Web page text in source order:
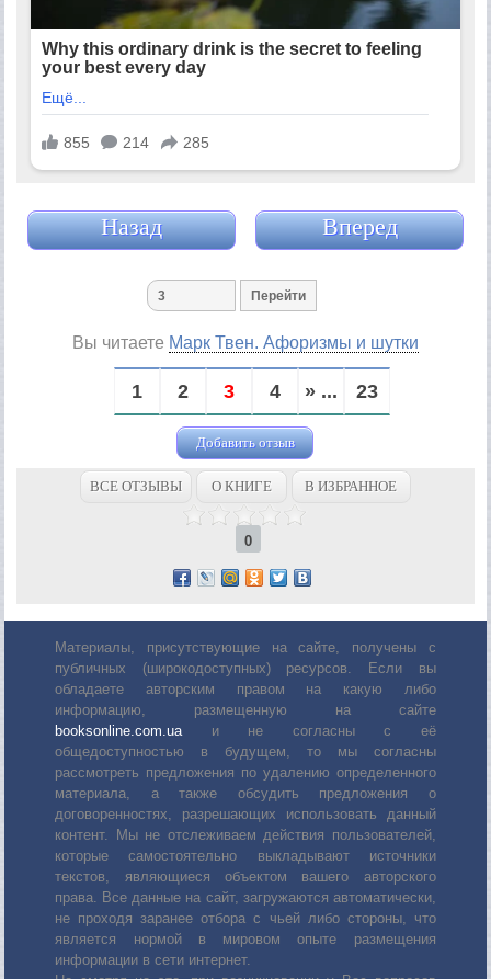
Назад Вперед
Вы читаете Марк Твен. Афоризмы и шутки
1 2 3 4 » ... 23
Добавить отзыв
ВСЕ ОТЗЫВЫ О КНИГЕ В ИЗБРАННОЕ
0
Материалы, присутствующие на сайте, получены с
публичных (широкодоступных) ресурсов. Если вы
обладаете авторским правом на какую либо
информацию, размещенную на сайте
booksonline.com.uaи не согласны с её
общедоступностью в будущем, то мы согласны
рассмотреть предложения по удалению определенного
материала, а также обсудить предложения о
договоренностях, разрешающих использовать данный
контент. Мы не отслеживаем действия пользователей,
которые самостоятельно выкладывают источники
текстов, являющиеся объектом вашего авторского
права. Все данные на сайт, загружаются автоматически,
не проходя заранее отбора с чьей либо стороны, что
является нормой в мировом опыте размещения
информации в сети интернет.